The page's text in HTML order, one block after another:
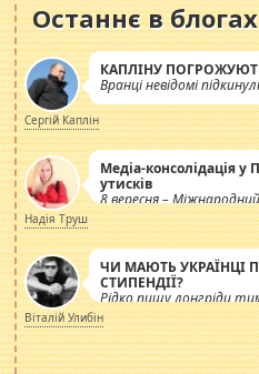
Останнє в блогах
КАПЛІНУ
Вранці невідомі
Сергій Каплін
Медіа-консолідація у
утисків
8 вересня –
журналістів.
Надія Труш
ЧИ МАЮТЬ УКРАЇНЦІ
СТИПЕНДІЇ?
Рідко пишу лонгріди
просто дістало!
навколо
роздувається ще одна
Віталій Улибін